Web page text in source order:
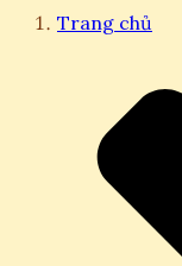
Trang chủ